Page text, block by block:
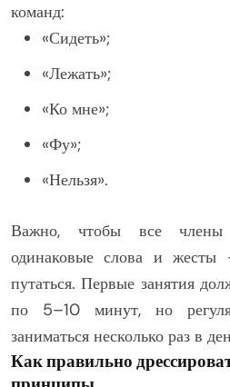
команд:
«Сидеть»;
«Лежать»;
«Ко мне»;
«Фу»;
«Нельзя».
Важно, чтобы все члены
одинаковые слова и жесты
путаться. Первые занятия
по 5–10 минут, но
заниматься несколько раз в
Как правильно